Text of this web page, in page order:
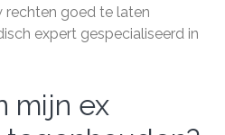
rechten goed te laten
expert gespecialiseerd in
mijn ex